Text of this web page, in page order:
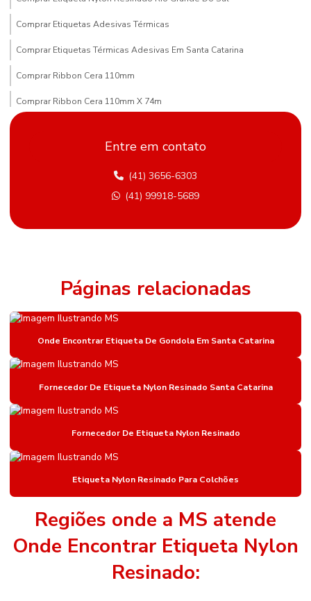
Comprar Etiquetas Adesivas Térmicas
Comprar Etiquetas Térmicas Adesivas Em Santa Catarina
Comprar Ribbon Cera 110mm
Comprar Ribbon Cera 110mm X 74m
Compras De Etiqueta De Gondola Em Minas Gerais
Comprimento Etiquetas Adesivas
Distribuidor De Etiqueta Nylon Resinado Mato Grosso Do Sul
Etiqueta Adesiva Hotmelt
Etiqueta Adesiva Para Sementes E Adubos
Etiqueta De Gondola Amarela
Etiqueta De Gondola Branca
Etiqueta De Gondola Compatível Com Impressora
Etiqueta De Gondola Para Impressora Argox
Etiqueta Nylon Resinado
Etiqueta Nylon Resinado Para Colchões
Etiqueta Para Identificação De Estoque
Etiqueta Para Roupas
Etiqueta Térmica Adesiva
Entre em contato
(41) 3656-6303
(41) 99918-5689
Páginas relacionadas
Onde Encontrar Etiqueta De Gondola Em Santa Catarina
Fornecedor De Etiqueta Nylon Resinado Santa Catarina
Fornecedor De Etiqueta Nylon Resinado
Etiqueta Nylon Resinado Para Colchões
Regiões onde a MS atende
Onde Encontrar Etiqueta Nylon
Resinado: